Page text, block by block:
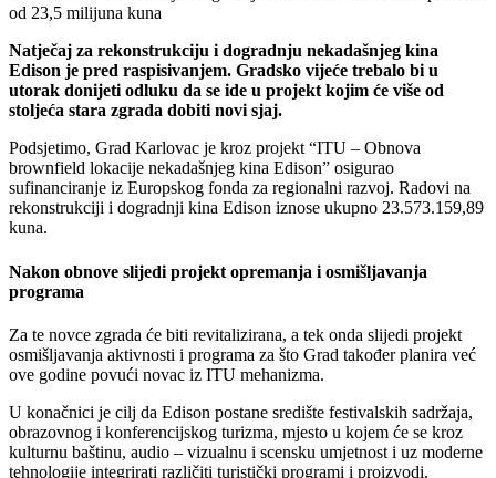
od 23,5 milijuna kuna
Natječaj za rekonstrukciju i dogradnju nekadašnjeg kina
Edison je pred raspisivanjem. Gradsko vijeće trebalo bi u
utorak donijeti odluku da se ide u projekt kojim će više od
stoljeća stara zgrada dobiti novi sjaj.
Podsjetimo, Grad Karlovac je kroz projekt “ITU – Obnova
brownfield lokacije nekadašnjeg kina Edison” osigurao
sufinanciranje iz Europskog fonda za regionalni razvoj. Radovi na
rekonstrukciji i dogradnji kina Edison iznose ukupno 23.573.159,89
kuna.
Nakon obnove slijedi projekt opremanja i osmišljavanja
programa
Za te novce zgrada će biti revitalizirana, a tek onda slijedi projekt
osmišljavanja aktivnosti i programa za što Grad također planira već
ove godine povući novac iz ITU mehanizma.
U konačnici je cilj da Edison postane središte festivalskih sadržaja,
obrazovnog i konferencijskog turizma, mjesto u kojem će se kroz
kulturnu baštinu, audio – vizualnu i scensku umjetnost i uz moderne
tehnologije integrirati različiti turistički programi i proizvodi.